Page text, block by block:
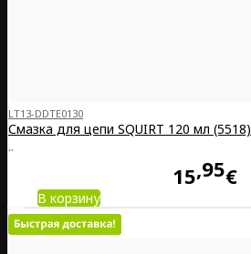
LT13-DDTE0130
Смазка для цепи SQUIRT 120 мл (5518)
..
15 95€
В корзину